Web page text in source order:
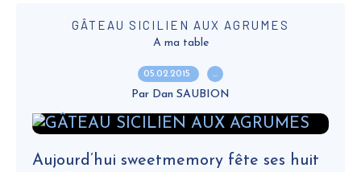
GÂTEAU SICILIEN AUX AGRUMES
A ma table
05.02.2015 …
Par Dan SAUBION
Aujourd’hui sweetmemory fête ses huit